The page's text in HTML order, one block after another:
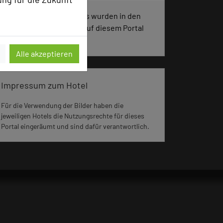
Alle akzeptieren
3381 Seiten dieses Hotels wurden in den
vergangenen 30 Tagen auf diesem Portal
aufgerufen.
Impressum zum Hotel
Für die Verwendung der Bilder haben die
jeweiligen Hotels die Nutzungsrechte für dieses
Portal eingeräumt und sind dafür verantwortlich.